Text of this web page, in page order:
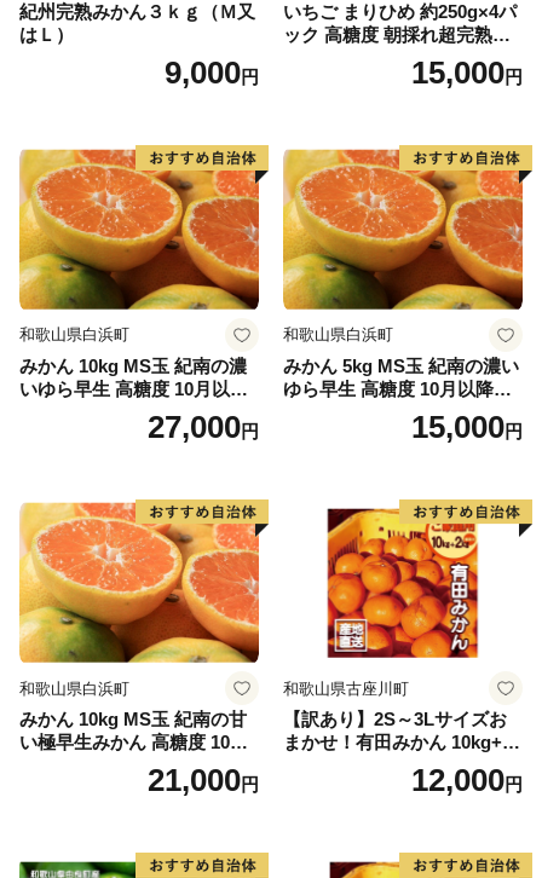
紀州完熟みかん３ｋｇ（Ｍ又
はＬ）
9,000円
いちご まりひめ 約250g×4パ
ック 高糖度 朝採れ超完熟ま
りひめ 1月以降発送分15,000円
和歌山県白浜町
みかん 10kg MS玉 紀南の濃
いゆら早生 高糖度 10月以降
発送 マルチ被覆栽培27,000円
和歌山県白浜町
みかん 5kg MS玉 紀南の濃い
ゆら早生 高糖度 10月以降発
送 マルチ被覆栽培15,000円
和歌山県白浜町
みかん 10kg MS玉 紀南の甘
い極早生みかん 高糖度 10月
以降発送 マルチ被覆栽培
21,000円
和歌山県古座川町
【訳あり】2S～3Lサイズお
まかせ！有田みかん 10kg+2k
g保証分 11月から12月下旬ま
でに順次発送致します。 / 訳
ん 和歌山 ご家庭用
12,000円